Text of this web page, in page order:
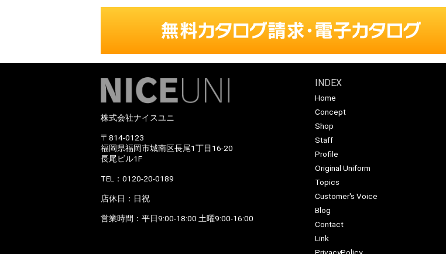
株式会社ナイスユニ
〒814-0123
福岡県福岡市城南区長尾1丁目16-20
長尾ビル1F
TEL：0120-20-0189
店休日：日祝
営業時間：平日9:00-18:00 土曜9:00-16:00
INDEX
Home
Concept
Shop
Staff
Profile
Original Uniform
Topics
Customer's Voice
Blog
Contact
Link